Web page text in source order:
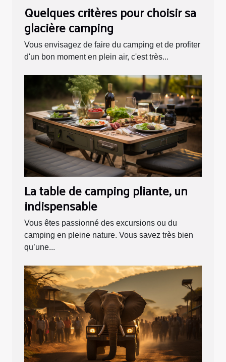
Quelques critères pour choisir sa
glacière camping
Vous envisagez de faire du camping et de profiter
d'un bon moment en plein air, c'est très...
La table de camping pliante, un
indispensable
Vous êtes passionné des excursions ou du
camping en pleine nature. Vous savez très bien
qu’une...